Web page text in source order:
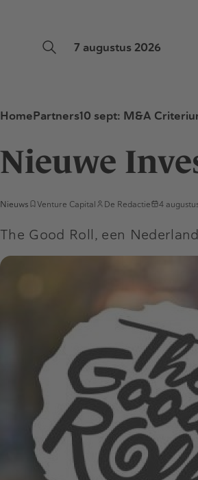
7 augustus 2026
HomePartners10 sept: M&A
Nieuwe
Nieuws Venture Capital De Redactie 4
The Good Roll, een